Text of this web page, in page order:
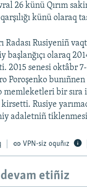
26 künü Qırım
qarşılığı künü olaraq
Radası Rusiyeniñ
başlanğıçı olaraq
2015 senesi oktâbr
Poroşenko bunıñnen
memleketleri bir sıra
Rusiye
adaletniñ
VPN-siz oquñız
etiñiz